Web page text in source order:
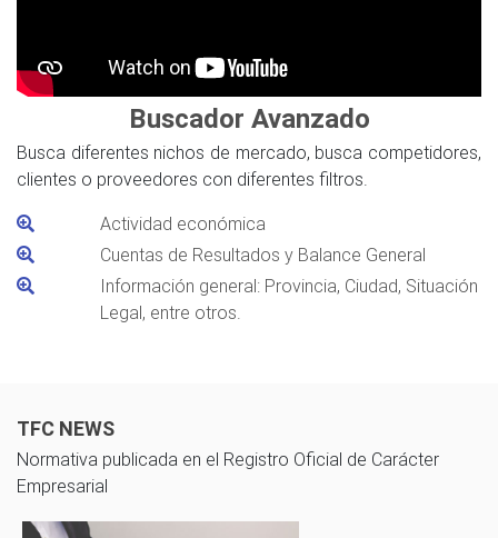
Buscador Avanzado
Busca diferentes nichos de mercado, busca competidores,
clientes o proveedores con diferentes filtros.
Actividad económica
Cuentas de Resultados y Balance General
Información general: Provincia, Ciudad, Situación
Legal, entre otros.
TFC NEWS
Normativa publicada en el Registro Oficial de Carácter
Empresarial